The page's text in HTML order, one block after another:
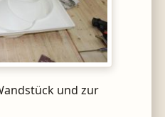
und zur